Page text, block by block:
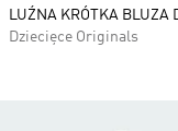
LUŹNA KRÓTKA BLUZA
Dziecięce Originals